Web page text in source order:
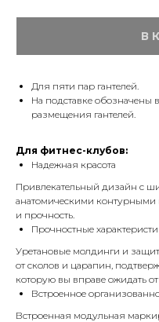
В
Для пяти пар гантелей.
На подставке обозначены
размещения гантелей.
Для фитнес-клубов:
Надежная красота
Привлекательный дизайн с
анатомическими контурными
и прочность.
Прочностные
Уретановые молдинги и
от сколов и царапин,
которую вы вправе ожидать
Встроенное
Встроенная модульная